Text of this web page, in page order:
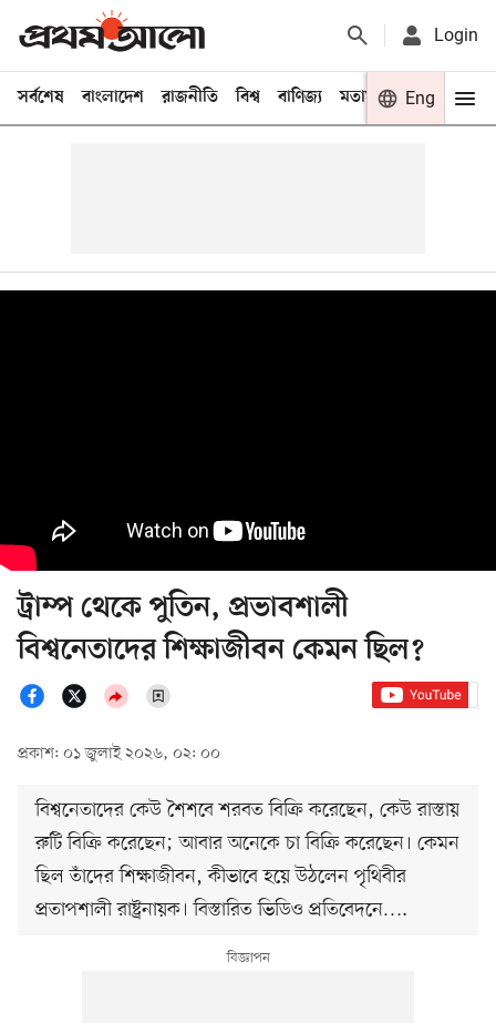
Login
সর্বশেষ বাংলাদেশ রাজনীতি বিশ্ব বাণিজ্য মতামত খেলা
Eng
ট্রাম্প থেকে পুতিন, প্রভাবশালী
বিশ্বনেতাদের শিক্ষাজীবন কেমন ছিল?
প্রকাশ: ০১ জুলাই ২০২৬, ০২: ০০
বিশ্বনেতাদের কেউ শৈশবে শরবত বিক্রি করেছেন, কেউ রাস্তায়
রুটি বিক্রি করেছেন; আবার অনেকে চা বিক্রি করেছেন। কেমন
ছিল তাঁদের শিক্ষাজীবন, কীভাবে হয়ে উঠলেন পৃথিবীর
প্রতাপশালী রাষ্ট্রনায়ক। বিস্তারিত ভিডিও প্রতিবেদনে….